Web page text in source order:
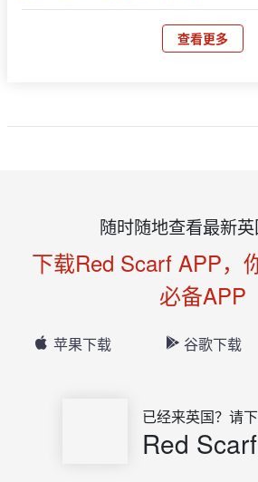
查看更多
随时随地查看最新
下载Red Scarf APP，
必备APP
苹果下载 谷歌下载
已经来英国？请
Red